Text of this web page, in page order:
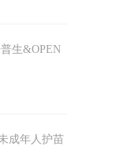
生&OPEN
成年人护苗